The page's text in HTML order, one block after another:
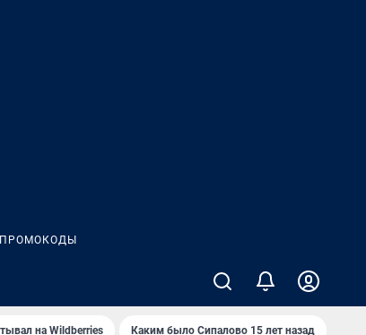
ПРОМОКОДЫ
на Wildberries Каким было Сипалово 15 лет назад